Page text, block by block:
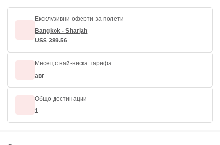
Ексклузивни оферти за полети
Bangkok - Sharjah
US$ 389.56
Месец с най-ниска тарифа
авг
Общо дестинации
1